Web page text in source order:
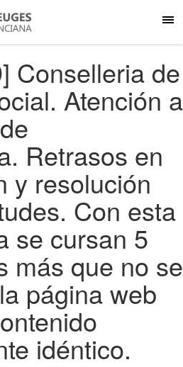
Conselleria de
Atención a
Retrasos en
y resolución
Con esta
se cursan 5
más que no se
página web
idéntico.